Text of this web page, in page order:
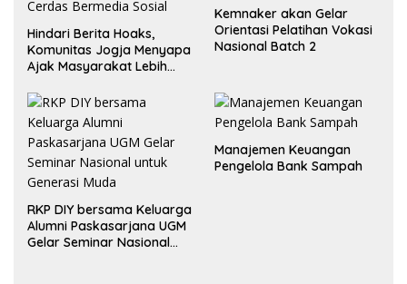
Hindari Berita Hoaks,
Komunitas Jogja Menyapa
Ajak Masyarakat Lebih
Kemnaker akan Gelar
Orientasi Pelatihan Vokasi
Nasional Batch 2
RKP DIY bersama Keluarga
Alumni Paskasarjana UGM
Gelar Seminar Nasional
Manajemen Keuangan
Pengelola Bank Sampah